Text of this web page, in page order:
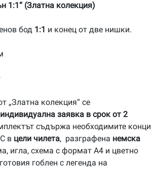
1:1“ (Златна колекция)
бод 1:1 и конец от две нишки.
„Златна колекция“ се
заявка в срок от 2
съдържа необходимите конци
в цели чилета, разграфена немска
игла, схема с формат А4 и цветно
гоблен с легенда на